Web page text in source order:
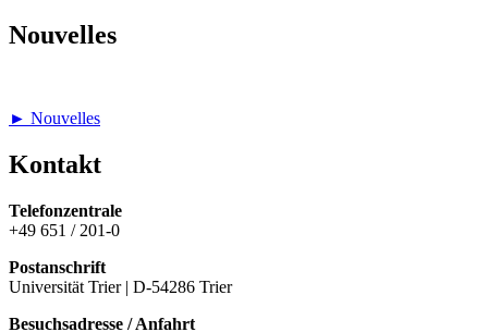
Nouvelles
► Nouvelles
Kontakt
Telefonzentrale
+49 651 / 201-0
Postanschrift
Universität Trier | D-54286 Trier
Besuchsadresse / Anfahrt